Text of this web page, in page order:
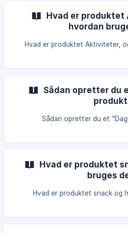
Hvad er
hvordan
Hvad er produktet Aktiviteter,
Sådan opretter du
produkt
Sådan opretter du et
Hvad er produktet
bruges
Hvad er produktet snack og